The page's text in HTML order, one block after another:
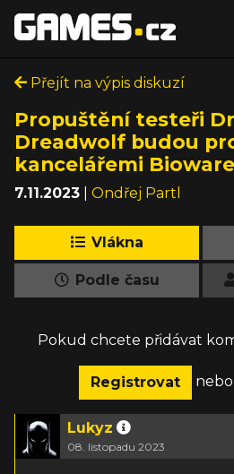
Přejít na výpis diskuzí
Propuštění testeři
Dreadwolf budou
kancelářemi Bioware
7.11.2023 Ondřej Partl
Vlákna
Podle času
Pokud chcete přidávat
Registrovat nebo
Lukyz
08. listopadu 2023